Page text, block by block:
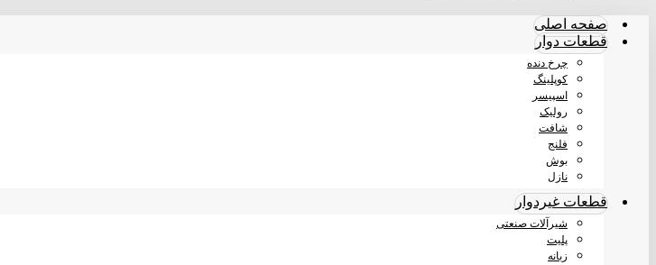
صفحه اصلی
قطعات دوار
چرخ دنده
کوپلینگ
اسپیسر
رولیک
شافت
فلنج
بوش
نازل
قطعات غیردوار
شیرآلات صنعتی
پلیت
زبانه